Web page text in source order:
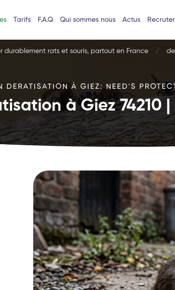
Tarifs F.A.Q Qui sommes nous Actus
durablement rats et souris, partout en France
DERATISATION À GIEZ: NEED'S
à Giez 74210